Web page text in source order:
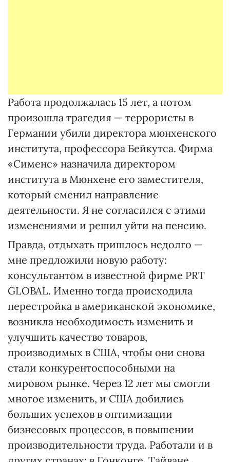
Работа продолжалась 15 лет, а потом
произошла трагедия — террористы в
Германии убили директора мюнхенского
института, профессора Бейкутса. Фирма
«Сименс» назначила директором
института в Мюнхене его заместителя,
который сменил направление
деятельности. Я не согласился с этими
изменениями и решил уйти на пенсию.
Правда, отдыхать пришлось недолго —
мне предложили новую работу:
консультантом в известной фирме PRT
GLOBAL. Именно тогда происходила
перестройка в американской экономике,
возникла необходимость изменить и
улучшить качество товаров,
производимых в США, чтобы они снова
стали конкурентоспособными на
мировом рынке. Через 12 лет мы смогли
многое изменить, и США добились
больших успехов в оптимизации
бизнесовых процессов, в повышении
производительности труда. Работали и в